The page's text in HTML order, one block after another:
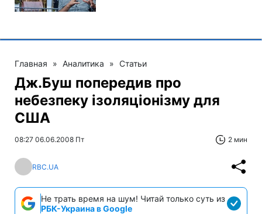
Главная » Аналитика » Статьи
Дж.Буш попередив про
небезпеку ізоляціонізму для
США
08:27 06.06.2008 Пт 2 мин
RBC.UA
Не трать время на шум! Читай только суть из
РБК-Украина в Google